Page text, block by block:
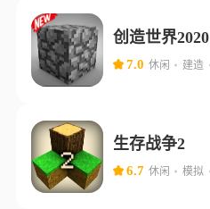
创造世界2020
7.0 休闲 建造
生存战争2
6.7 休闲 模拟